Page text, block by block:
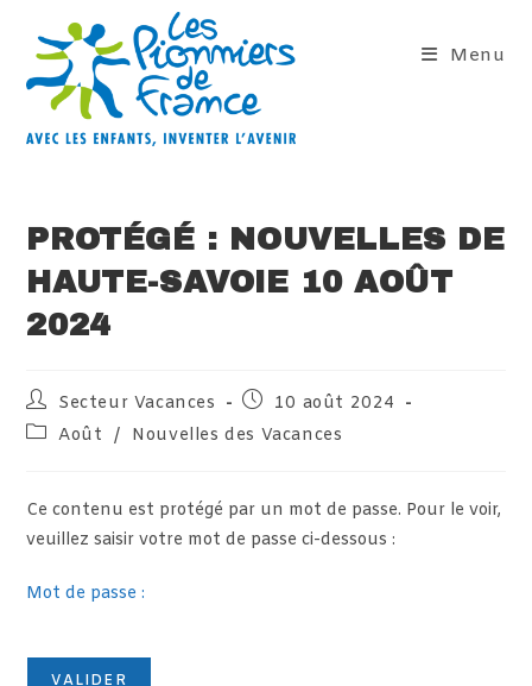
content
Menu
PROTÉGÉ : NOUVELLES DE
HAUTE-SAVOIE 10 AOÛT
2024
Auteur/autrice
de
la
Secteur Vacances
Publication
10 août 2024
PostAoût / Nouvelles des Vacances
Ce contenu est protégé par un mot de passe. Pour le voir,
veuillez saisir votre mot de passe ci-dessous :
Mot de passe :